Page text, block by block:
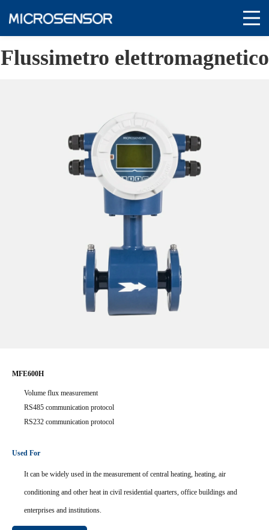
Flussimetro elettromagnetico
MFE600H
Volume flux measurement
RS485 communication protocol
RS232 communication protocol
Used For
It can be widely used in the measurement of central heating, heating, air
conditioning and other heat in civil residential quarters, office buildings and
enterprises and institutions.